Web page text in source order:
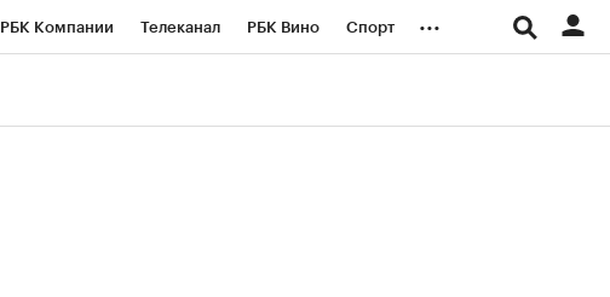
РБК Компании Телеканал РБК Вино Спорт ...